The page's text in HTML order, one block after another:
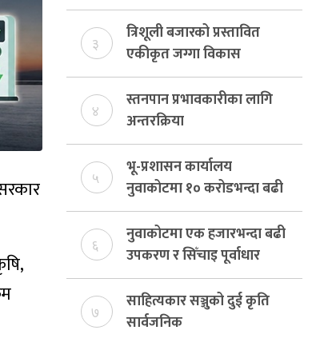
३
त्रिशूली बजारको प्रस्तावित
एकीकृत जग्गा विकास
योजनाको जग्गा विवादमा
किन?, बस्ति विकास दर्ता नभए
समिति विघटन हुने
४
स्तनपान प्रभावकारीका लागि
अन्तरक्रिया
५
भू-प्रशासन कार्यालय
नुवाकोटमा १० करोडभन्दा बढी
राजस्व संकलन, ७४ प्रतिशत
बेरुजु फर्छयौट
६
नुवाकोटमा एक हजारभन्दा बढी
उपकरण र सिँचाइ पूर्वाधार
निर्माण
७
साहित्यकार सञ्जुको दुई कृति
सार्वजनिक